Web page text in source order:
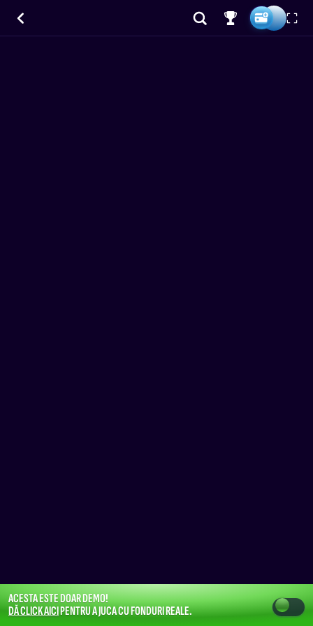
ACESTA ESTE DOAR DEMO!
DĂ CLICK AICIPENTRU A JUCA CU FONDURI REALE.